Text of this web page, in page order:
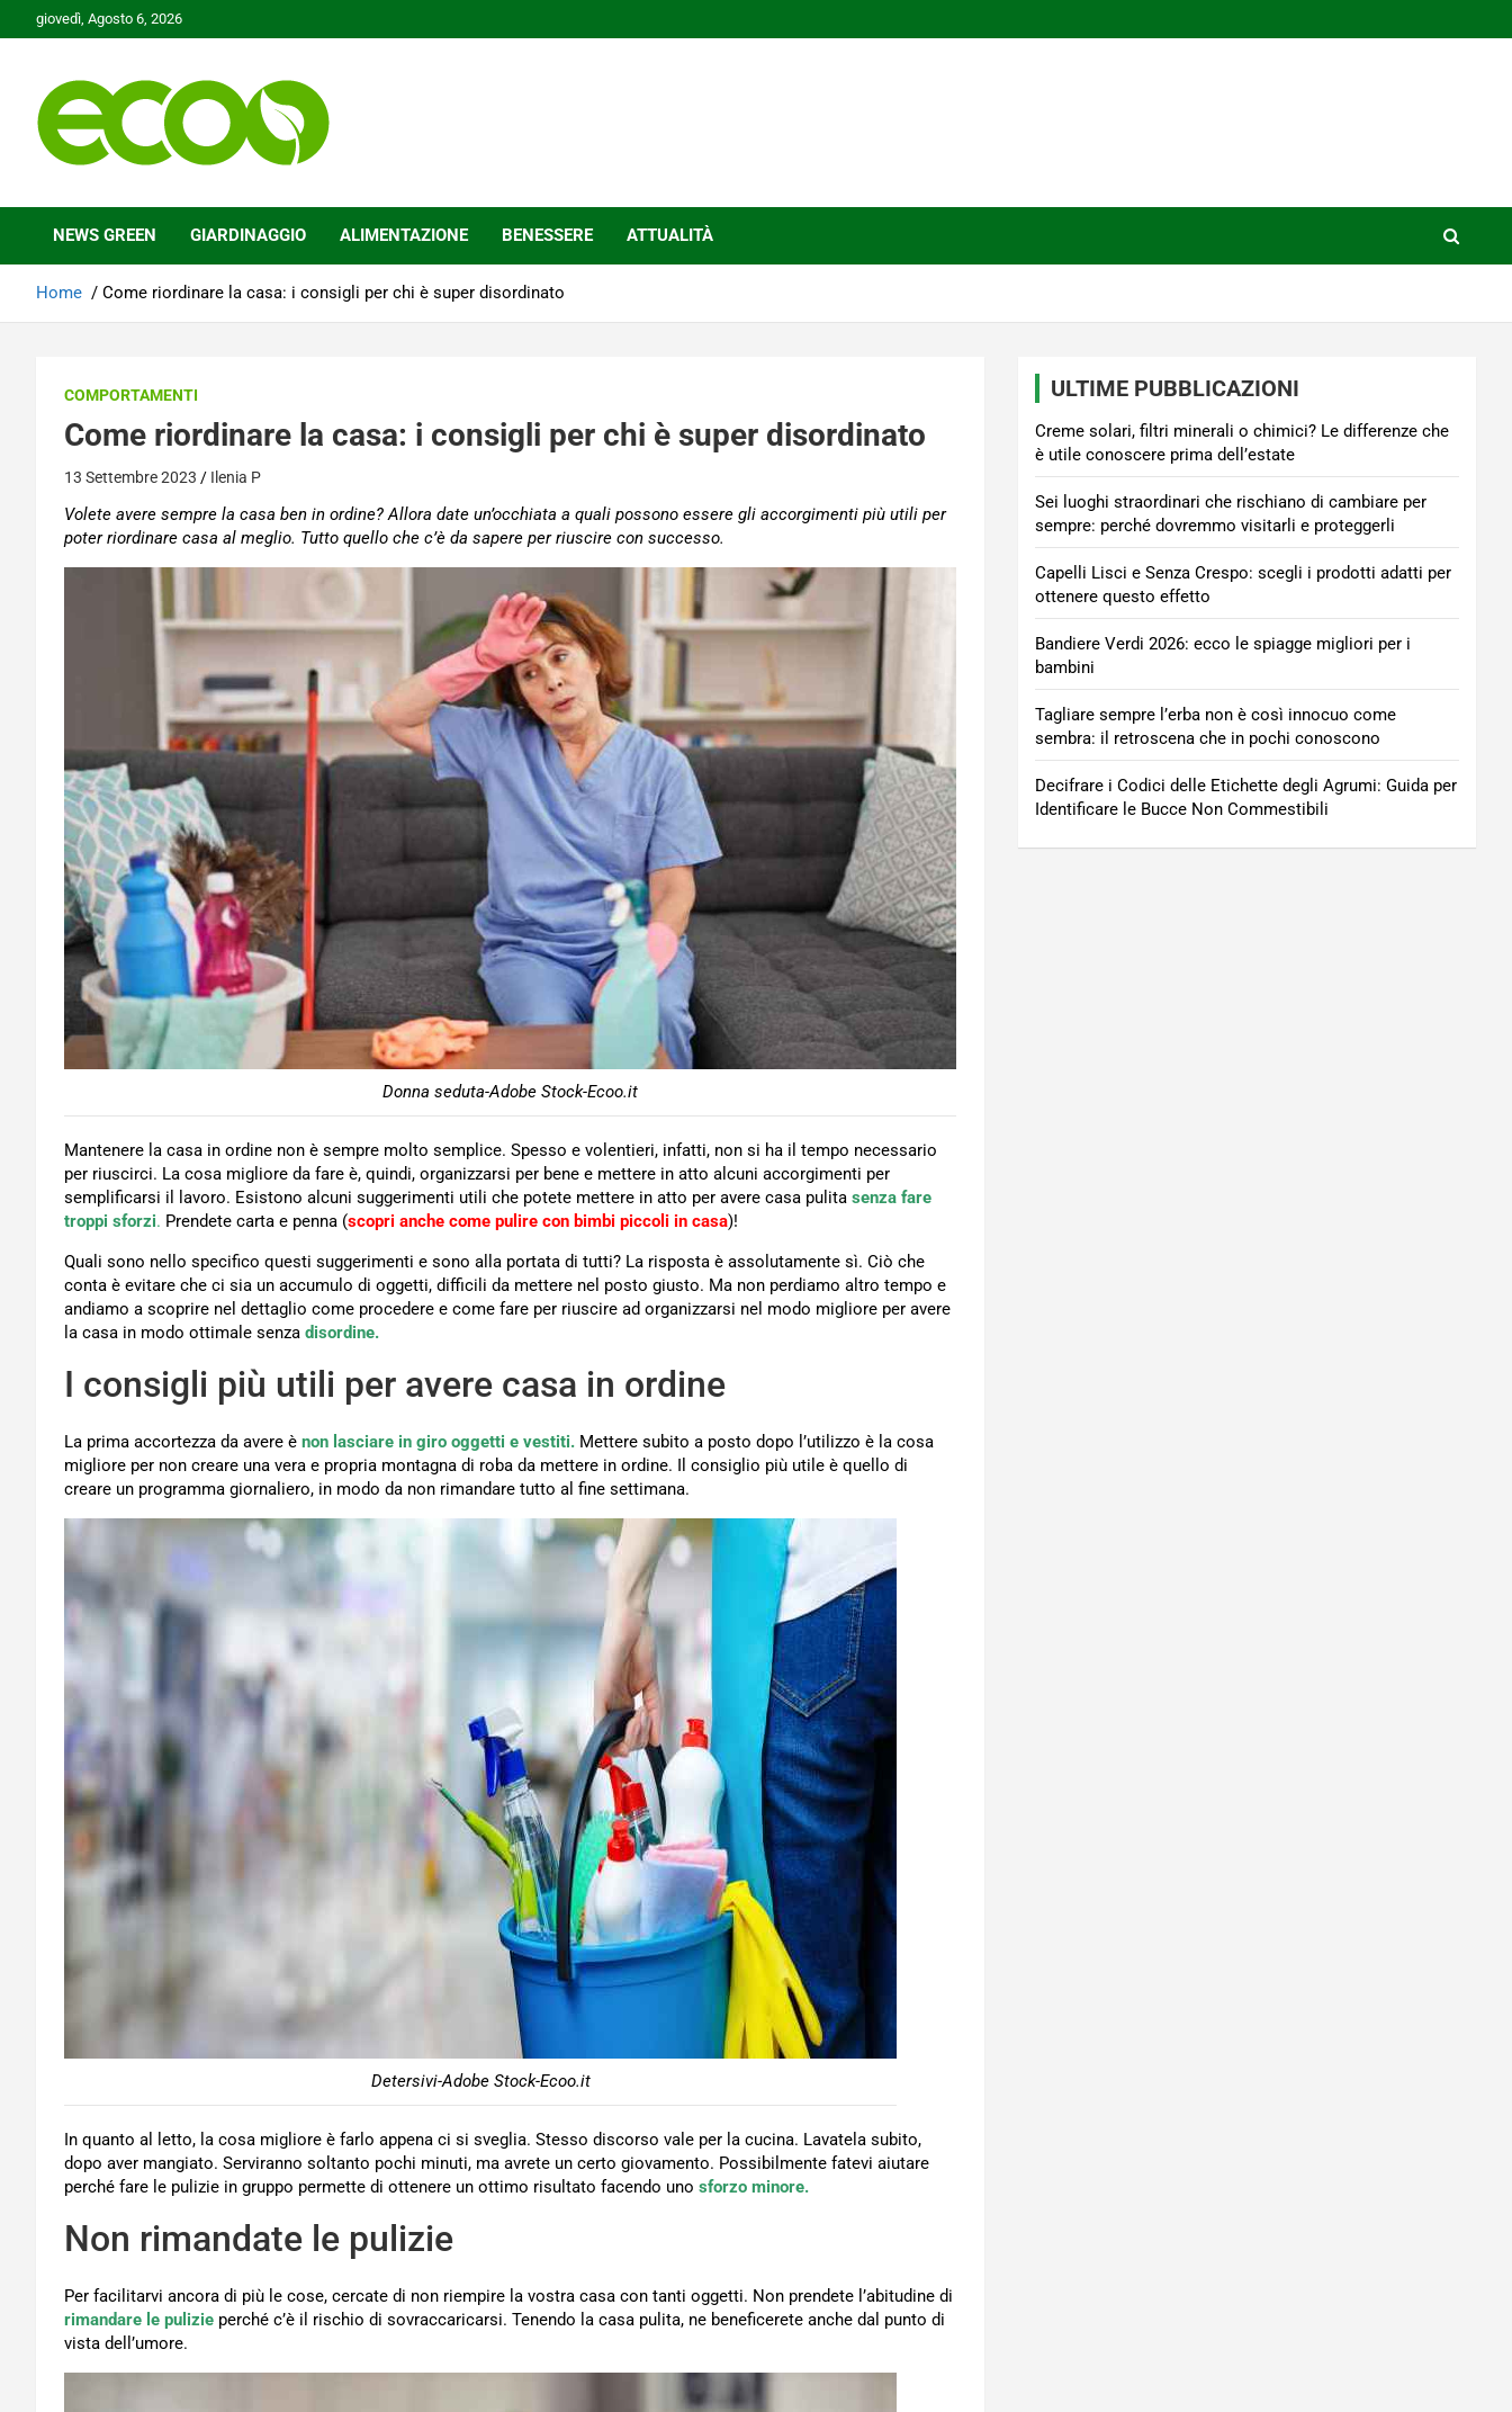
to
giovedì, Agosto 6, 2026
Ecoo.it
NEWS GREEN GIARDINAGGIO ALIMENTAZIONE BENESSERE ATTUALITÀ
Home Come riordinare la casa: i consigli per chi è super disordinato
COMPORTAMENTI
Come riordinare la casa: i consigli per chi è super disordinato
13 Settembre 2023 Ilenia P
Volete avere sempre la casa ben in ordine? Allora date un’occhiata a quali possono essere gli accorgimenti più utili per
poter riordinare casa al meglio. Tutto quello che c’è da sapere per riuscire con successo.
Donna seduta-Adobe Stock-Ecoo.it
Mantenere la casa in ordine non è sempre molto semplice. Spesso e volentieri, infatti, non si ha il tempo necessario
per riuscirci. La cosa migliore da fare è, quindi, organizzarsi per bene e mettere in atto alcuni accorgimenti per
semplificarsi il lavoro. Esistono alcuni suggerimenti utili che potete mettere in atto per avere casa pulita senza fare
troppi sforzi. Prendete carta e penna (scopri anche come pulire con bimbi piccoli in casa)!
Quali sono nello specifico questi suggerimenti e sono alla portata di tutti? La risposta è assolutamente sì. Ciò che
conta è evitare che ci sia un accumulo di oggetti, difficili da mettere nel posto giusto. Ma non perdiamo altro tempo e
andiamo a scoprire nel dettaglio come procedere e come fare per riuscire ad organizzarsi nel modo migliore per avere
la casa in modo ottimale senza disordine.
I consigli più utili per avere casa in ordine
La prima accortezza da avere è non lasciare in giro oggetti e vestiti. Mettere subito a posto dopo l’utilizzo è la cosa
migliore per non creare una vera e propria montagna di roba da mettere in ordine. Il consiglio più utile è quello di
creare un programma giornaliero, in modo da non rimandare tutto al fine settimana.
Detersivi-Adobe Stock-Ecoo.it
In quanto al letto, la cosa migliore è farlo appena ci si sveglia. Stesso discorso vale per la cucina. Lavatela subito,
dopo aver mangiato. Serviranno soltanto pochi minuti, ma avrete un certo giovamento. Possibilmente fatevi aiutare
perché fare le pulizie in gruppo permette di ottenere un ottimo risultato facendo uno sforzo minore.
Non rimandate le pulizie
Per facilitarvi ancora di più le cose, cercate di non riempire la vostra casa con tanti oggetti. Non prendete l’abitudine di
rimandare le pulizie perché c’è il rischio di sovraccaricarsi. Tenendo la casa pulita, ne beneficerete anche dal punto di
vista dell’umore.
ULTIME PUBBLICAZIONI
Creme solari, filtri minerali o chimici? Le differenze che
è utile conoscere prima dell’estate
Sei luoghi straordinari che rischiano di cambiare per
sempre: perché dovremmo visitarli e proteggerli
Capelli Lisci e Senza Crespo: scegli i prodotti adatti per
ottenere questo effetto
Bandiere Verdi 2026: ecco le spiagge migliori per i
bambini
Tagliare sempre l’erba non è così innocuo come
sembra: il retroscena che in pochi conoscono
Decifrare i Codici delle Etichette degli Agrumi: Guida per
Identificare le Bucce Non Commestibili